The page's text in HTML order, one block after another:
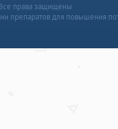
права защищены
препаратов для повышения